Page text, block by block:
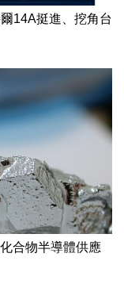
14A挺進、挖角台
合物半導體供應